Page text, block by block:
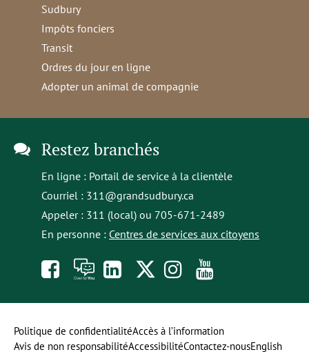
Sudbury
Impôts fonciers
Transit
Ordres du jour en ligne
Adopter un animal de compagnie
Restez branchés
En ligne : Portail de service à la clientèle
Courriel : 311@grandsudbury.ca
Appeler : 311 (local) ou 705-671-2489
En personne : Centres de services aux citoyens
Like
us
on
À
toi
la
opens
in
a
Follow
us
on
Follow
us
on
to
our
Politique de confidentialitéAccès à l’information
Avis de non responsabilitéAccessibilitéContactez-nousEnglish